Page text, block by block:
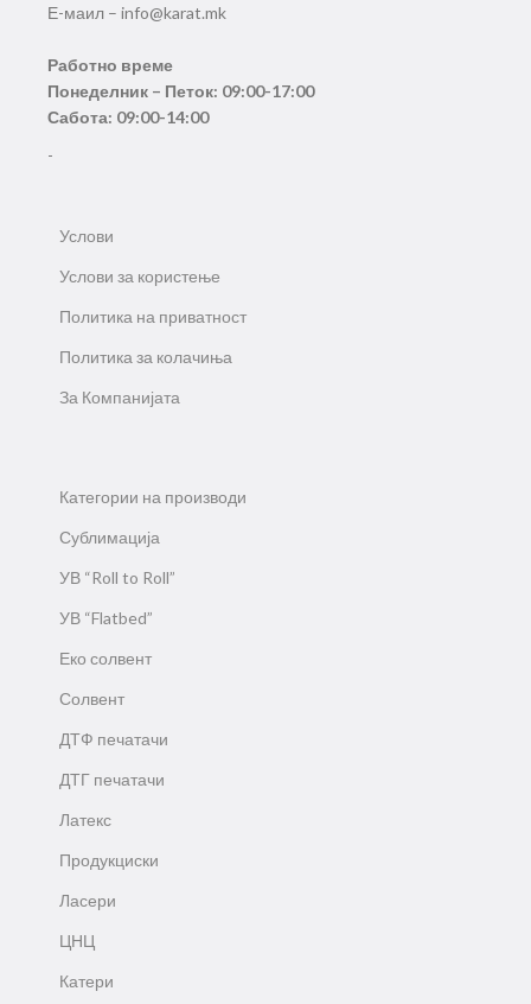
Е-маил – info@karat.mk
Работно време
Понеделник – Петок: 09:00-17:00
Сабота: 09:00-14:00
-
Услови
Услови за користење
Политика на приватност
Политика за колачиња
За Компанијата
Категории на производи
Сублимација
УВ “Roll to Roll”
УВ “Flatbed”
Еко солвент
Солвент
ДТФ печатачи
ДТГ печатачи
Латекс
Продукциски
Ласери
ЦНЦ
Катери